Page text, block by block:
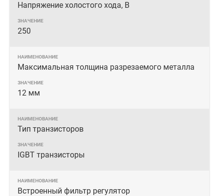
Напряжение холостого хода, В
250
Максимальная толщина разрезаемого металла
12 мм
Тип транзисторов
IGBT транзисторы
Встроенный фильтр регулятор